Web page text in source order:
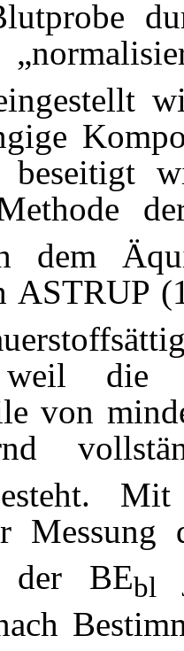
beseitigt
dem
ASTRUP
weil die
von
Messung
der BEbl